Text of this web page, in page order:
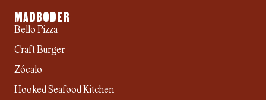
MADBODER
Bello Pizza
Craft Burger
Zócalo
Hooked Seafood Kitchen